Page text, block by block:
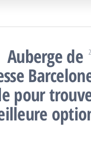
Auberge de
pour